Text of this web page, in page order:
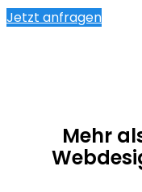
Jetzt anfragen
Mehr